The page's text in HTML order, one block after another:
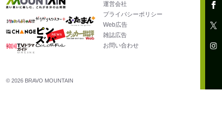
運営会社
プライバシーポリシー
Web広告
雑誌広告
お問い合わせ
© 2026 BRAVO MOUNTAIN